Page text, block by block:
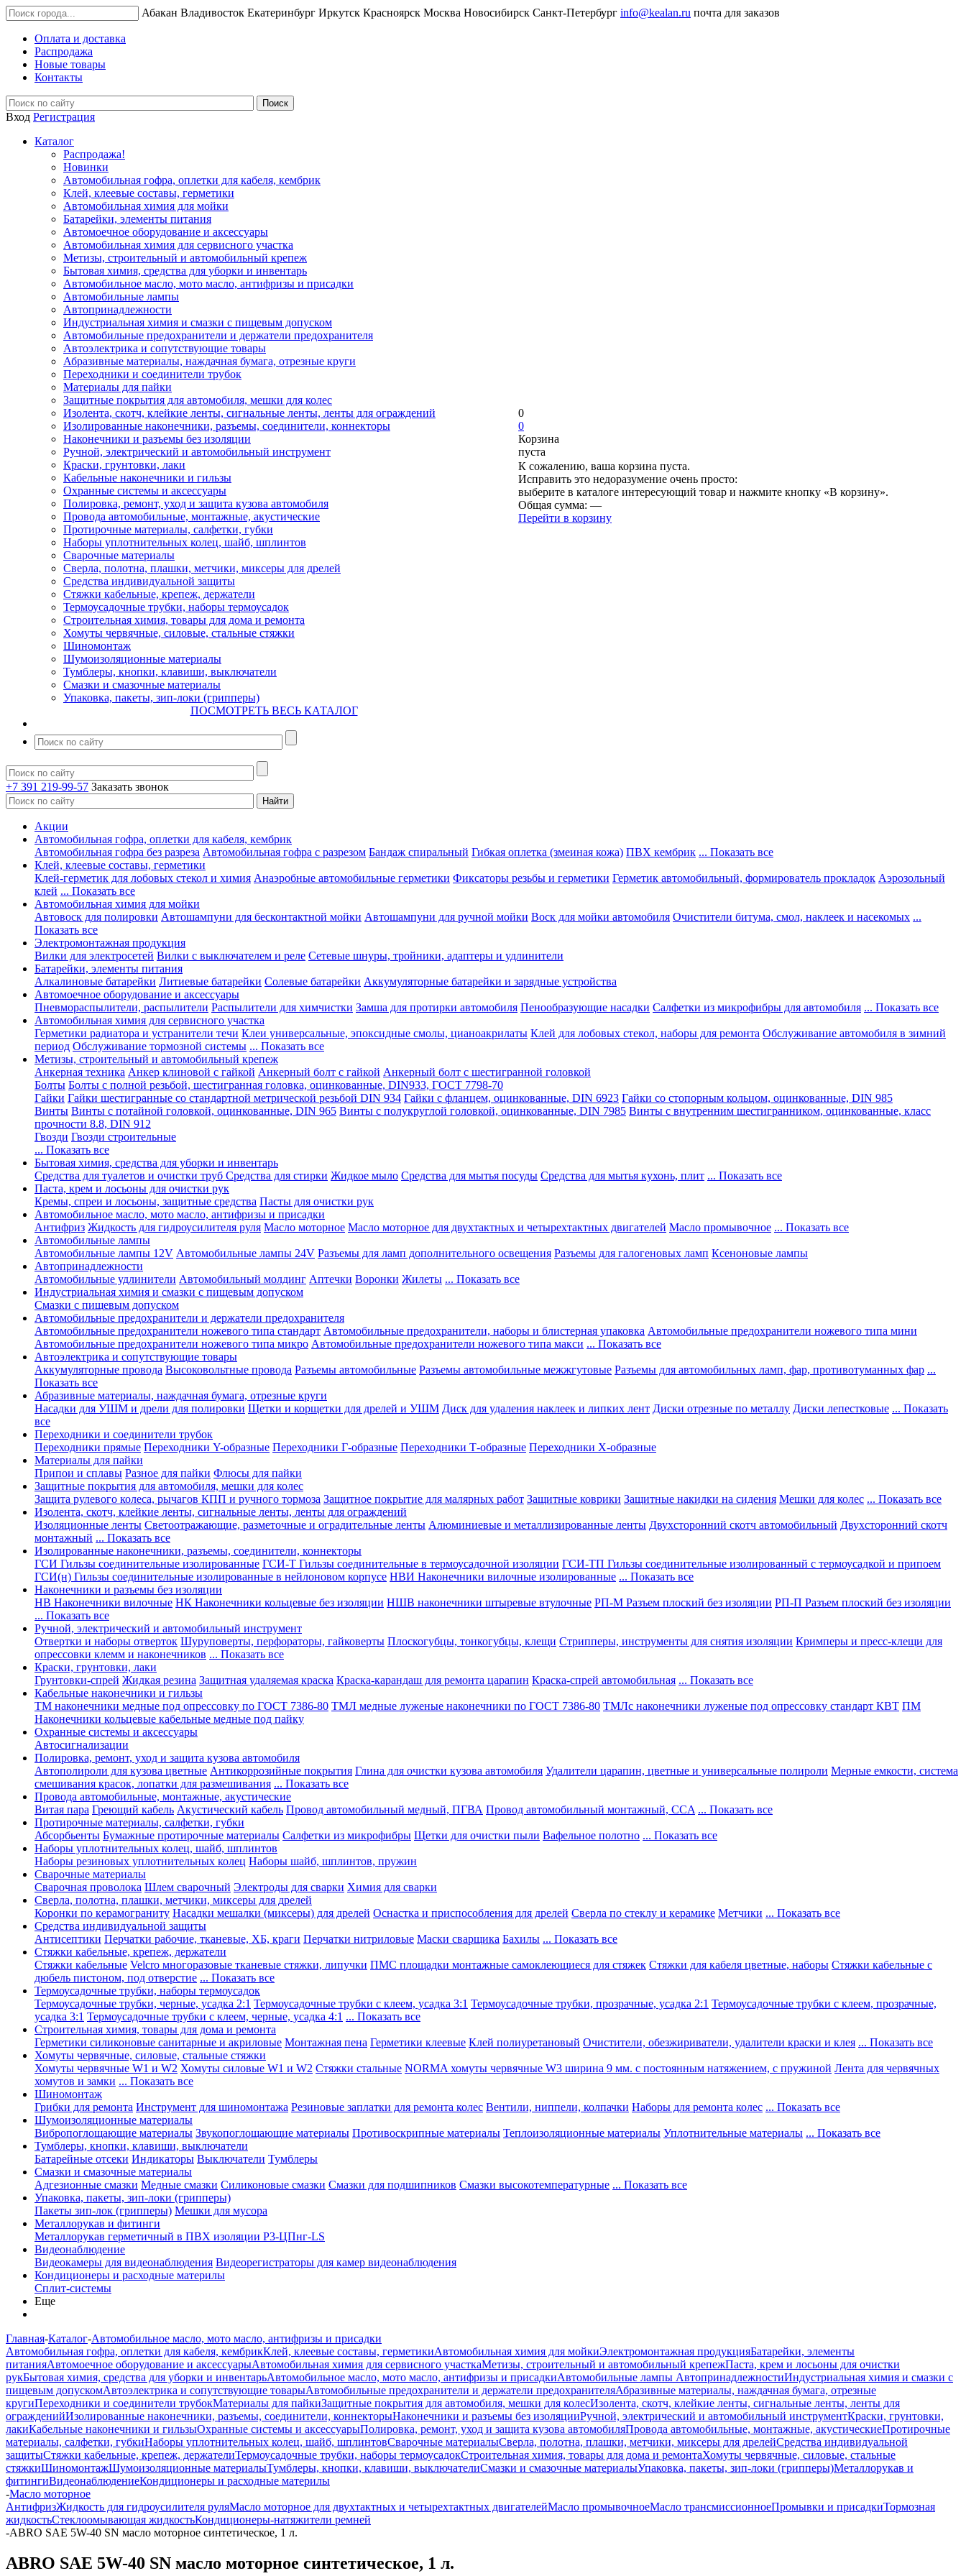
Абакан Владивосток Екатеринбург Иркутск Красноярск Москва Новосибирск Санкт-Петербург info@kealan.ru почта для заказов
Оплата и доставка
Распродажа
Новые товары
Контакты
Вход Регистрация
Каталог
Распродажа!
Новинки
Автомобильная гофра, оплетки для кабеля, кембрик
Клей, клеевые составы, герметики
Автомобильная химия для мойки
Батарейки, элементы питания
Автомоечное оборудование и аксессуары
Автомобильная химия для сервисного участка
Метизы, строительный и автомобильный крепеж
Бытовая химия, средства для уборки и инвентарь
Автомобильное масло, мото масло, антифризы и присадки
Автомобильные лампы
Автопринадлежности
Индустриальная химия и смазки с пищевым допуском
Автомобильные предохранители и держатели предохранителя
Автоэлектрика и сопутствующие товары
Абразивные материалы, наждачная бумага, отрезные круги
Переходники и соединители трубок
Материалы для пайки
Защитные покрытия для автомобиля, мешки для колес
Изолента, скотч, клейкие ленты, сигнальные ленты, ленты для ограждений
Изолированные наконечники, разъемы, соединители, коннекторы
Наконечники и разъемы без изоляции
Ручной, электрический и автомобильный инструмент
Краски, грунтовки, лаки
Кабельные наконечники и гильзы
Охранные системы и аксессуары
Полировка, ремонт, уход и защита кузова автомобиля
Провода автомобильные, монтажные, акустические
Протирочные материалы, салфетки, губки
Наборы уплотнительных колец, шайб, шплинтов
Сварочные материалы
Сверла, полотна, плашки, метчики, миксеры для дрелей
Средства индивидуальной защиты
Стяжки кабельные, крепеж, держатели
Термоусадочные трубки, наборы термоусадок
Строительная химия, товары для дома и ремонта
Хомуты червячные, силовые, стальные стяжки
Шиномонтаж
Шумоизоляционные материалы
Тумблеры, кнопки, клавиши, выключатели
Смазки и смазочные материалы
Упаковка, пакеты, зип-локи (грипперы)
ПОСМОТРЕТЬ ВЕСЬ КАТАЛОГ
+7 391 219-99-57 Заказать звонок
0
0
Корзина
пуста
К сожалению, ваша корзина пуста.
Исправить это недоразумение очень просто:
выберите в каталоге интересующий товар и нажмите кнопку «В корзину».
Общая сумма: —
Перейти в корзину
Акции
Автомобильная гофра, оплетки для кабеля, кембрик
Автомобильная гофра без разреза Автомобильная гофра с разрезом Бандаж спиральный Гибкая оплетка (змеиная кожа) ПВХ кембрик ... Показать все
Клей, клеевые составы, герметики
Клей-герметик для лобовых стекол и химия Анаэробные автомобильные герметики Фиксаторы резьбы и герметики Герметик автомобильный, формирователь прокладок Аэрозольный
клей ... Показать все
Автомобильная химия для мойки
Автовоск для полировки Автошампуни для бесконтактной мойки Автошампуни для ручной мойки Воск для мойки автомобиля Очистители битума, смол, наклеек и насекомых ...
Показать все
Электромонтажная продукция
Вилки для электросетей Вилки с выключателем и реле Сетевые шнуры, тройники, адаптеры и удлинители
Батарейки, элементы питания
Алкалиновые батарейки Литиевые батарейки Солевые батарейки Аккумуляторные батарейки и зарядные устройства
Автомоечное оборудование и аксессуары
Пневмораспылители, распылители Распылители для химчистки Замша для протирки автомобиля Пенообразующие насадки Салфетки из микрофибры для автомобиля ... Показать все
Автомобильная химия для сервисного участка
Герметики радиатора и устранители течи Клеи универсальные, эпоксидные смолы, цианоакрилаты Клей для лобовых стекол, наборы для ремонта Обслуживание автомобиля в зимний
период Обслуживание тормозной системы ... Показать все
Метизы, строительный и автомобильный крепеж
Анкерная техника Анкер клиновой с гайкой Анкерный болт с гайкой Анкерный болт с шестигранной головкой
Болты Болты с полной резьбой, шестигранная головка, оцинкованные, DIN933, ГОСТ 7798-70
Гайки Гайки шестигранные со стандартной метрической резьбой DIN 934 Гайки с фланцем, оцинкованные, DIN 6923 Гайки со стопорным кольцом, оцинкованные, DIN 985
Винты Винты с потайной головкой, оцинкованные, DIN 965 Винты с полукруглой головкой, оцинкованные, DIN 7985 Винты с внутренним шестигранником, оцинкованные, класс
прочности 8.8, DIN 912
Гвозди Гвозди строительные
... Показать все
Бытовая химия, средства для уборки и инвентарь
Средства для туалетов и очистки труб Средства для стирки Жидкое мыло Средства для мытья посуды Средства для мытья кухонь, плит ... Показать все
Паста, крем и лосьоны для очистки рук
Кремы, спреи и лосьоны, защитные средства Пасты для очистки рук
Автомобильное масло, мото масло, антифризы и присадки
Антифриз Жидкость для гидроусилителя руля Масло моторное Масло моторное для двухтактных и четырехтактных двигателей Масло промывочное ... Показать все
Автомобильные лампы
Автомобильные лампы 12V Автомобильные лампы 24V Разъемы для ламп дополнительного освещения Разъемы для галогеновых ламп Ксеноновые лампы
Автопринадлежности
Автомобильные удлинители Автомобильный молдинг Аптечки Воронки Жилеты ... Показать все
Индустриальная химия и смазки с пищевым допуском
Смазки с пищевым допуском
Автомобильные предохранители и держатели предохранителя
Автомобильные предохранители ножевого типа стандарт Автомобильные предохранители, наборы и блистерная упаковка Автомобильные предохранители ножевого типа мини
Автомобильные предохранители ножевого типа микро Автомобильные предохранители ножевого типа макси ... Показать все
Автоэлектрика и сопутствующие товары
Аккумуляторные провода Высоковольтные провода Разъемы автомобильные Разъемы автомобильные межжгутовые Разъемы для автомобильных ламп, фар, противотуманных фар ...
Показать все
Абразивные материалы, наждачная бумага, отрезные круги
Насадки для УШМ и дрели для полировки Щетки и корщетки для дрелей и УШМ Диск для удаления наклеек и липких лент Диски отрезные по металлу Диски лепестковые ... Показать
все
Переходники и соединители трубок
Переходники прямые Переходники Y-образные Переходники Г-образные Переходники Т-образные Переходники Х-образные
Материалы для пайки
Припои и сплавы Разное для пайки Флюсы для пайки
Защитные покрытия для автомобиля, мешки для колес
Защита рулевого колеса, рычагов КПП и ручного тормоза Защитное покрытие для малярных работ Защитные коврики Защитные накидки на сидения Мешки для колес ... Показать все
Изолента, скотч, клейкие ленты, сигнальные ленты, ленты для ограждений
Изоляционные ленты Светоотражающие, разметочные и оградительные ленты Алюминиевые и металлизированные ленты Двухсторонний скотч автомобильный Двухсторонний скотч
монтажный ... Показать все
Изолированные наконечники, разъемы, соединители, коннекторы
ГСИ Гильзы соединительные изолированные ГСИ-Т Гильзы соединительные в термоусадочной изоляции ГСИ-ТП Гильзы соединительные изолированный с термоусадкой и припоем
ГСИ(н) Гильзы соединительные изолированные в нейлоновом корпусе НВИ Наконечники вилочные изолированные ... Показать все
Наконечники и разъемы без изоляции
НВ Наконечники вилочные НК Наконечники кольцевые без изоляции НШВ наконечники штыревые втулочные РП-М Разъем плоский без изоляции РП-П Разъем плоский без изоляции
... Показать все
Ручной, электрический и автомобильный инструмент
Отвертки и наборы отверток Шуруповерты, перфораторы, гайковерты Плоскогубцы, тонкогубцы, клещи Стрипперы, инструменты для снятия изоляции Кримперы и пресс-клещи для
опрессовки клемм и наконечников ... Показать все
Краски, грунтовки, лаки
Грунтовки-спрей Жидкая резина Защитная удаляемая краска Краска-карандаш для ремонта царапин Краска-спрей автомобильная ... Показать все
Кабельные наконечники и гильзы
ТМ наконечники медные под опрессовку по ГОСТ 7386-80 ТМЛ медные луженые наконечники по ГОСТ 7386-80 ТМЛс наконечники луженые под опрессовку стандарт КВТ ПМ
Наконечники кольцевые кабельные медные под пайку
Охранные системы и аксессуары
Автосигнализации
Полировка, ремонт, уход и защита кузова автомобиля
Автополироли для кузова цветные Антикоррозийные покрытия Глина для очистки кузова автомобиля Удалители царапин, цветные и универсальные полироли Мерные емкости, система
смешивания красок, лопатки для размешивания ... Показать все
Провода автомобильные, монтажные, акустические
Витая пара Греющий кабель Акустический кабель Провод автомобильный медный, ПГВА Провод автомобильный монтажный, CCA ... Показать все
Протирочные материалы, салфетки, губки
Абсорбьенты Бумажные протирочные материалы Салфетки из микрофибры Щетки для очистки пыли Вафельное полотно ... Показать все
Наборы уплотнительных колец, шайб, шплинтов
Наборы резиновых уплотнительных колец Наборы шайб, шплинтов, пружин
Сварочные материалы
Сварочная проволока Шлем сварочный Электроды для сварки Химия для сварки
Сверла, полотна, плашки, метчики, миксеры для дрелей
Коронки по керамограниту Насадки мешалки (миксеры) для дрелей Оснастка и приспособления для дрелей Сверла по стеклу и керамике Метчики ... Показать все
Средства индивидуальной защиты
Антисептики Перчатки рабочие, тканевые, ХБ, краги Перчатки нитриловые Маски сварщика Бахилы ... Показать все
Стяжки кабельные, крепеж, держатели
Стяжки кабельные Velcro многоразовые тканевые стяжки, липучки ПМС площадки монтажные самоклеющиеся для стяжек Стяжки для кабеля цветные, наборы Стяжки кабельные с
дюбель пистоном, под отверстие ... Показать все
Термоусадочные трубки, наборы термоусадок
Термоусадочные трубки, черные, усадка 2:1 Термоусадочные трубки с клеем, усадка 3:1 Термоусадочные трубки, прозрачные, усадка 2:1 Термоусадочные трубки с клеем, прозрачные,
усадка 3:1 Термоусадочные трубки с клеем, черные, усадка 4:1 ... Показать все
Строительная химия, товары для дома и ремонта
Герметики силиконовые санитарные и акриловые Монтажная пена Герметики клеевые Клей полиуретановый Очистители, обезжириватели, удалители краски и клея ... Показать все
Хомуты червячные, силовые, стальные стяжки
Хомуты червячные W1 и W2 Хомуты силовые W1 и W2 Стяжки стальные NORMA хомуты червячные W3 ширина 9 мм. с постоянным натяжением, с пружиной Лента для червячных
хомутов и замки ... Показать все
Шиномонтаж
Грибки для ремонта Инструмент для шиномонтажа Резиновые заплатки для ремонта колес Вентили, ниппели, колпачки Наборы для ремонта колес ... Показать все
Шумоизоляционные материалы
Вибропоглощающие материалы Звукопоглощающие материалы Противоскрипные материалы Теплоизоляционные материалы Уплотнительные материалы ... Показать все
Тумблеры, кнопки, клавиши, выключатели
Батарейные отсеки Индикаторы Выключатели Тумблеры
Смазки и смазочные материалы
Адгезионные смазки Медные смазки Силиконовые смазки Смазки для подшипников Смазки высокотемпературные ... Показать все
Упаковка, пакеты, зип-локи (грипперы)
Пакеты зип-лок (грипперы) Мешки для мусора
Металлорукав и фитинги
Металлорукав герметичный в ПВХ изоляции Р3-ЦПнг-LS
Видеонаблюдение
Видеокамеры для видеонаблюдения Видеорегистраторы для камер видеонаблюдения
Кондиционеры и расходные материлы
Сплит-системы
Еще
Главная-Каталог-Автомобильное масло, мото масло, антифризы и присадки
Автомобильная гофра, оплетки для кабеля, кембрикКлей, клеевые составы, герметикиАвтомобильная химия для мойкиЭлектромонтажная продукцияБатарейки, элементы
питанияАвтомоечное оборудование и аксессуарыАвтомобильная химия для сервисного участкаМетизы, строительный и автомобильный крепежПаста, крем и лосьоны для очистки
рукБытовая химия, средства для уборки и инвентарьАвтомобильное масло, мото масло, антифризы и присадкиАвтомобильные лампы АвтопринадлежностиИндустриальная химия и смазки с
пищевым допускомАвтоэлектрика и сопутствующие товарыАвтомобильные предохранители и держатели предохранителяАбразивные материалы, наждачная бумага, отрезные
кругиПереходники и соединители трубокМатериалы для пайкиЗащитные покрытия для автомобиля, мешки для колесИзолента, скотч, клейкие ленты, сигнальные ленты, ленты для
огражденийИзолированные наконечники, разъемы, соединители, коннекторыНаконечники и разъемы без изоляцииРучной, электрический и автомобильный инструментКраски, грунтовки,
лакиКабельные наконечники и гильзыОхранные системы и аксессуарыПолировка, ремонт, уход и защита кузова автомобиляПровода автомобильные, монтажные, акустическиеПротирочные
материалы, салфетки, губкиНаборы уплотнительных колец, шайб, шплинтовСварочные материалыСверла, полотна, плашки, метчики, миксеры для дрелейСредства индивидуальной
защитыСтяжки кабельные, крепеж, держателиТермоусадочные трубки, наборы термоусадокСтроительная химия, товары для дома и ремонтаХомуты червячные, силовые, стальные
стяжкиШиномонтажШумоизоляционные материалыТумблеры, кнопки, клавиши, выключателиСмазки и смазочные материалыУпаковка, пакеты, зип-локи (грипперы)Металлорукав и
фитингиВидеонаблюдениеКондиционеры и расходные материлы
-Масло моторное
АнтифризЖидкость для гидроусилителя руляМасло моторное для двухтактных и четырехтактных двигателейМасло промывочноеМасло трансмиссионноеПромывки и присадкиТормозная
жидкостьСтеклоомывающая жидкостьКондиционеры-натяжители ремней
-ABRO SAE 5W-40 SN масло моторное синтетическое, 1 л.
ABRO SAE 5W-40 SN масло моторное синтетическое, 1 л.